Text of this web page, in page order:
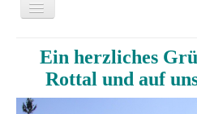
Navigation
an/aus
Home
Über uns
Schützenhaus
Ein herzliches
Rottal und auf